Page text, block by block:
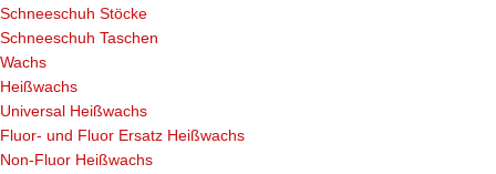
Schneeschuh Stöcke
Schneeschuh Taschen
Wachs
Heißwachs
Universal Heißwachs
Fluor- und Fluor Ersatz Heißwachs
Non-Fluor Heißwachs